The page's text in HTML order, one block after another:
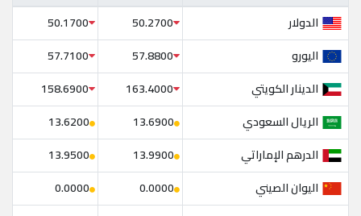
الدولار
50.2700
50.1700
اليورو
57.8800
57.7100
الدينار الكويتي
163.4000
158.6900
الريال السعودي
13.6900
13.6200
الدرهم الإماراتي
13.9900
13.9500
اليوان الصيني
0.0000
0.0000